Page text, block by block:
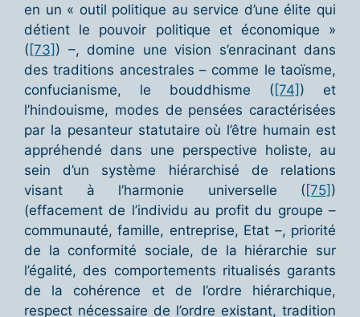
en un « outil politique au service d’une élite qui
détient le pouvoir politique et économique »
([73] ) –, domine une vision s’enracinant dans
des traditions ancestrales – comme le taoïsme,
confucianisme, le bouddhisme ([74] ) et
l’hindouisme, modes de pensées caractérisées
par la pesanteur statutaire où l’être humain est
appréhendé dans une perspective holiste, au
sein d’un système hiérarchisé de relations
visant à l’harmonie universelle ([75] )
(effacement de l’individu au profit du groupe –
communauté, famille, entreprise, Etat –, priorité
de la conformité sociale, de la hiérarchie sur
l’égalité, des comportements ritualisés garants
de la cohérence et de l’ordre hiérarchique,
respect nécessaire de l’ordre existant, tradition